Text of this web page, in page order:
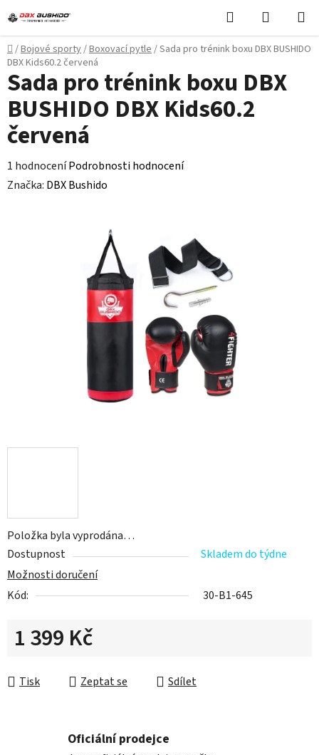
na
obsah
Hledat
KOŠÍK
Domů
/Bojové sporty/Boxovací pytle/Sada pro trénink boxu DBX BUSHIDO
DBX Kids60.2 červená
Položka byla vyprodána…
Dostupnost
Skladem do týdne
Možnosti doručení
Kód:
30-B1-645
1 399 Kč
Tisk
Zeptat se Sdílet
Sada pro trénink boxu DBX
BUSHIDO DBX Kids60.2
červená
Průměrné
hodnocení
1 hodnoceníPodrobnosti hodnocení
Značka: DBX Bushido
Oficiální prodejce